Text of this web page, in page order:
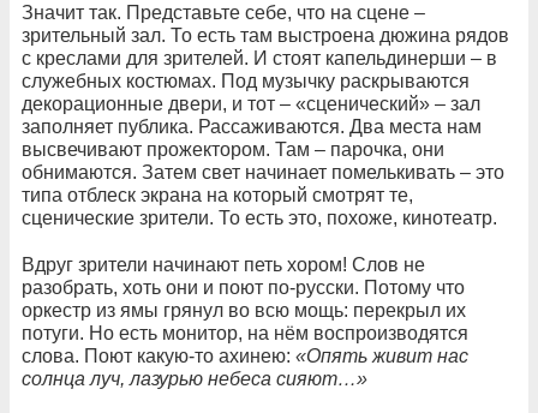
Значит так. Представьте себе, что на сцене –
зрительный зал. То есть там выстроена дюжина рядов
с креслами для зрителей. И стоят капельдинерши – в
служебных костюмах. Под музычку раскрываются
декорационные двери, и тот – «сценический» – зал
заполняет публика. Рассаживаются. Два места нам
высвечивают прожектором. Там – парочка, они
обнимаются. Затем свет начинает помелькивать – это
типа отблеск экрана на который смотрят те,
сценические зрители. То есть это, похоже, кинотеатр.
Вдруг зрители начинают петь хором! Слов не
разобрать, хоть они и поют по-русски. Потому что
оркестр из ямы грянул во всю мощь: перекрыл их
потуги. Но есть монитор, на нём воспроизводятся
слова. Поют какую-то ахинею: «Опять живит нас
солнца луч, лазурью небеса сияют…»